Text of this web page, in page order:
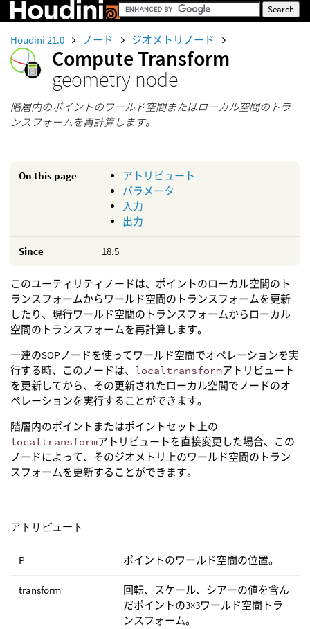
Houdini 21.0 ノード ジオメトリノード
Compute Transform
geometry node
階層内のポイントのワールド空間またはローカル空間のトラ
ンスフォームを再計算します。
On this page
アトリビュート
パラメータ
入力
出力
Since 18.5
このユーティリティノードは、ポイントのローカル空間のト
ランスフォームからワールド空間のトランスフォームを更新
したり、現行ワールド空間のトランスフォームからローカル
空間のトランスフォームを再計算します。
一連のSOPノードを使ってワールド空間でオペレーションを実
行する時、このノードは、 localtransformアトリビュート
を更新してから、その更新されたローカル空間でノードのオ
ペレーションを実行することができます。
階層内のポイントまたはポイントセット上の
localtransformアトリビュートを直接変更した場合、この
ノードによって、そのジオメトリ上のワールド空間のトラン
スフォームを更新することができます。
アトリビュート
P ポイントのワールド空間の位置。
transform
回転、スケール、シアーの値を含ん
だポイントの3×3ワールド空間トラ
ンスフォーム。